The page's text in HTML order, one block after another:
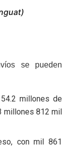
se pueden
millones de
millones 812 mil
con mil 861